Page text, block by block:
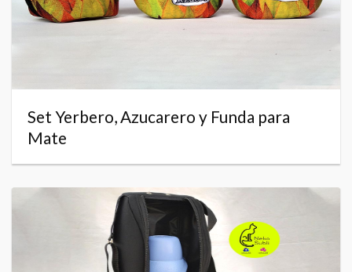
Set Yerbero, Azucarero y Funda para
Mate